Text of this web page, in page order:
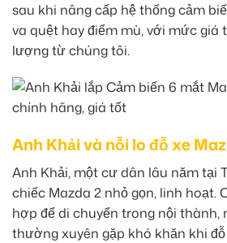
sau khi nâng cấp hệ thống cảm
va quệt hay điểm mù, với mức giá
lượng từ chúng tôi.
Anh Khải và nỗi lo đỗ xe
Anh Khải, một cư dân lâu năm tại
chiếc Mazda 2 nhỏ gọn, linh hoạt.
hợp để di chuyển trong nội thành,
thường xuyên gặp khó khăn khi